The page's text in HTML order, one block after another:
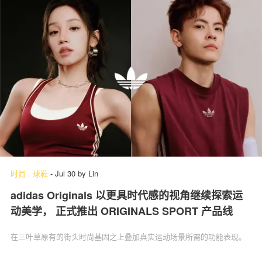
时尚 . 球鞋 - Jul 30 by Lin
adidas Originals 以更具时代感的视角继续探索运
动美学， 正式推出 ORIGINALS SPORT 产品线
在三叶草原有的街头时尚基因之上叠加真实运动场景所需的功能表现。